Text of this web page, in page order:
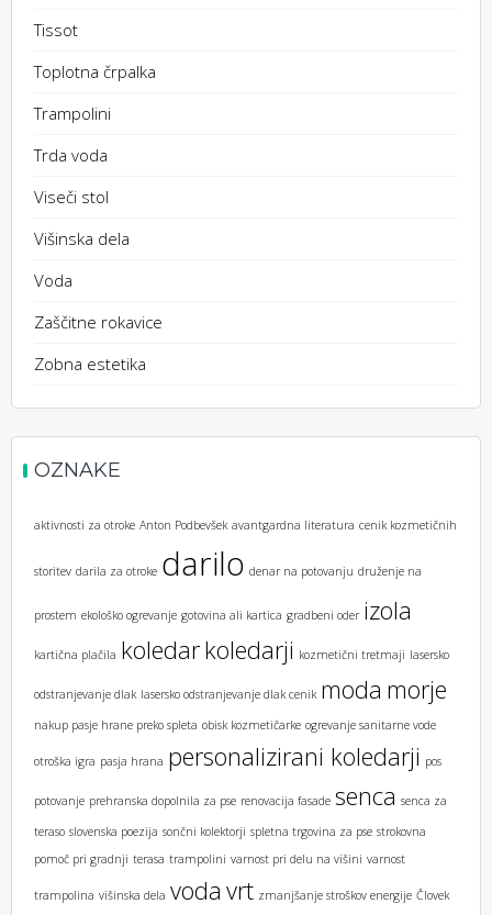
Tissot
Toplotna črpalka
Trampolini
Trda voda
Viseči stol
Višinska dela
Voda
Zaščitne rokavice
Zobna estetika
OZNAKE
aktivnosti za otroke Anton Podbevšek avantgardna literatura cenik kozmetičnih
storitev darila za otroke darilo denar na potovanju druženje na
prostem ekološko ogrevanje gotovina ali kartica gradbeni oder izola
kartična plačila koledarkoledarji kozmetični tretmaji lasersko
odstranjevanje dlak lasersko odstranjevanje dlak cenik moda morje
nakup pasje hrane preko spleta obisk kozmetičarke ogrevanje sanitarne vode
otroška igra pasja hrana personalizirani koledarji pos
potovanje prehranska dopolnila za pse renovacija fasade senca senca za
teraso slovenska poezija sončni kolektorji spletna trgovina za pse strokovna
pomoč pri gradnji terasa trampolini varnost pri delu na višini varnost
trampolina višinska dela voda vrt zmanjšanje stroškov energije Človek